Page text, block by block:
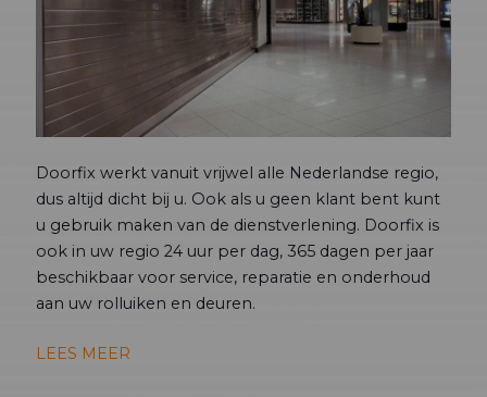
Doorfix werkt vanuit vrijwel alle Nederlandse regio,
dus altijd dicht bij u. Ook als u geen klant bent kunt
u gebruik maken van de dienstverlening. Doorfix is
ook in uw regio 24 uur per dag, 365 dagen per jaar
beschikbaar voor service, reparatie en onderhoud
aan uw rolluiken en deuren.
LEES MEER